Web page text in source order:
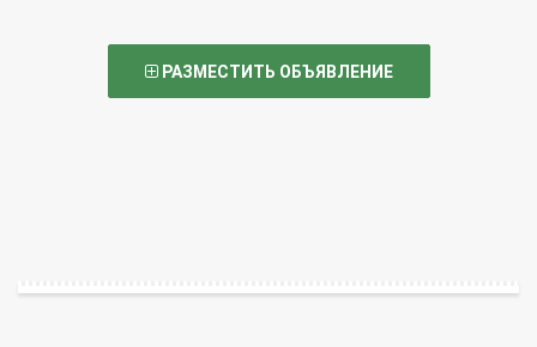
РАЗМЕСТИТЬ ОБЪЯВЛЕНИЕ